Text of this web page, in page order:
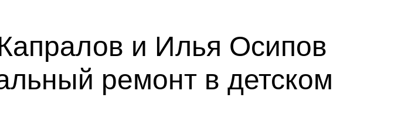
и Илья Осипов
ремонт в детском